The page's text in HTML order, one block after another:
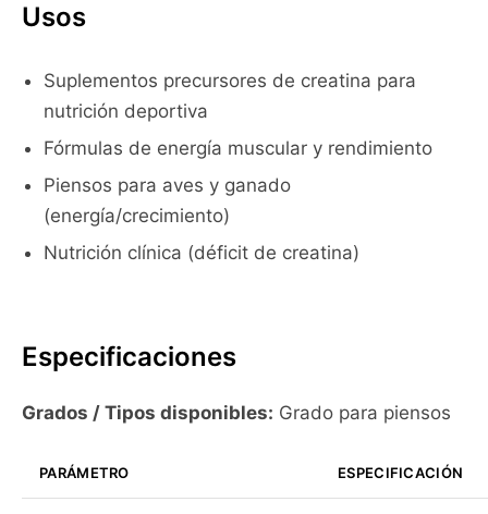
Usos
Suplementos precursores de creatina para
nutrición deportiva
Fórmulas de energía muscular y rendimiento
Piensos para aves y ganado
(energía/crecimiento)
Nutrición clínica (déficit de creatina)
Especificaciones
Grados / Tipos disponibles: Grado para piensos
PARÁMETRO ESPECIFICACIÓN